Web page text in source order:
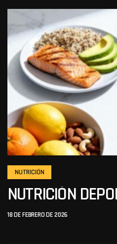
NUTRICIÓN
NUTRICIÓN
18 DE FEBRERO DE 2026